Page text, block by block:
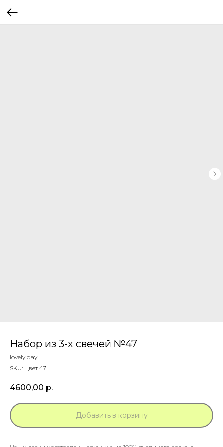
Набор из 3-х свечей №47
lovely day!
SKU: Цвет 47
4600,00 р.
Добавить в корзину